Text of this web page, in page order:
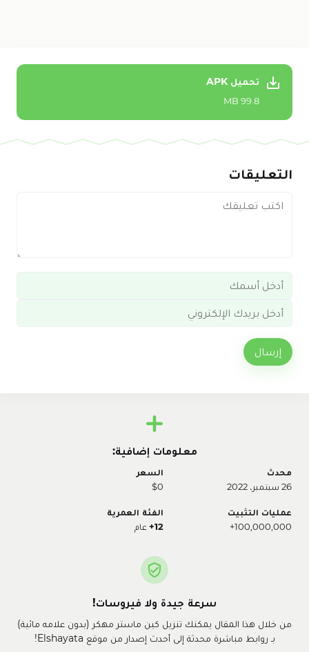
تحميل APK
99.8 MB
التعليقات
إرسال
معلومات إضافية:
محدث
26 سبتمبر، 2022
السعر
$0
عمليات التثبيت
100,000,000+
الفئة العمرية
12+
عام
سرعة جيدة ولا فيروسات!
من خلال هذا المقال يمكنك تنزيل كين ماستر مهكر (بدون علامه مائية)
بـ روابط مباشرة محدثة إلى أحدث إصدار من موقع Elshayata!